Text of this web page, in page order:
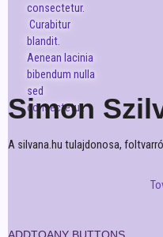
consectetur.
Curabitur
blandit.
Aenean lacinia
bibendum nulla
sed
consectetur.
Simon
A silvana.hu tulajdonosa,
ADDTOANY BUTTONS